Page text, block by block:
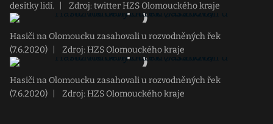
desítky lidí.
Zdroj: twitter HZS Olomouckého kraje
Hasiči na Olomoucku zasahovali u rozvodněných řek
(7.6.2020)
Zdroj: HZS Olomouckého kraje
Hasiči na Olomoucku zasahovali u rozvodněných řek
(7.6.2020)
Zdroj: HZS Olomouckého kraje